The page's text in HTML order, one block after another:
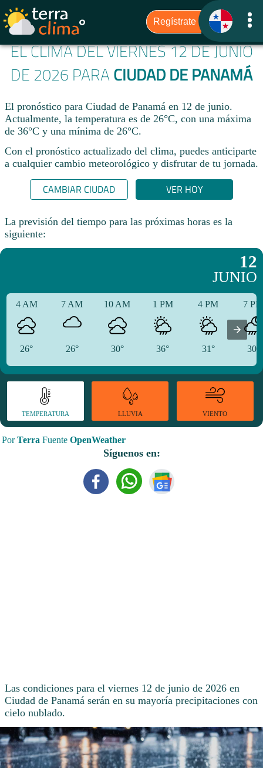
EL CLIMA DEL VIERNES 12 DE JUNIO
DE 2026 PARA CIUDAD DE PANAMÁ
El pronóstico para Ciudad de Panamá en 12 de junio.
Actualmente, la temperatura es de 26°C, con una máxima
de 36°C y una mínima de 26°C.
Con el pronóstico actualizado del clima, puedes anticiparte
a cualquier cambio meteorológico y disfrutar de tu jornada.​
CAMBIAR CIUDAD VER HOY
La previsión del tiempo para las próximas horas es la
siguiente:
12
JUNIO
4 AM
26°
7 AM
26°
10 AM
30°
1 PM
36°
4 PM
31°
7
30°
TEMPERATURA LLUVIA VIENTO
PorTerra Fuente OpenWeather
Síguenos en:
Las condiciones para el viernes 12 de junio de 2026 en
Ciudad de Panamá serán en su mayoría precipitaciones con
cielo nublado.